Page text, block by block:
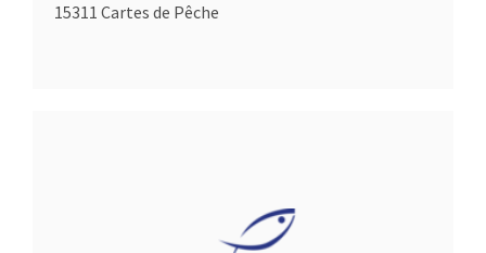
15311 Cartes de Pêche